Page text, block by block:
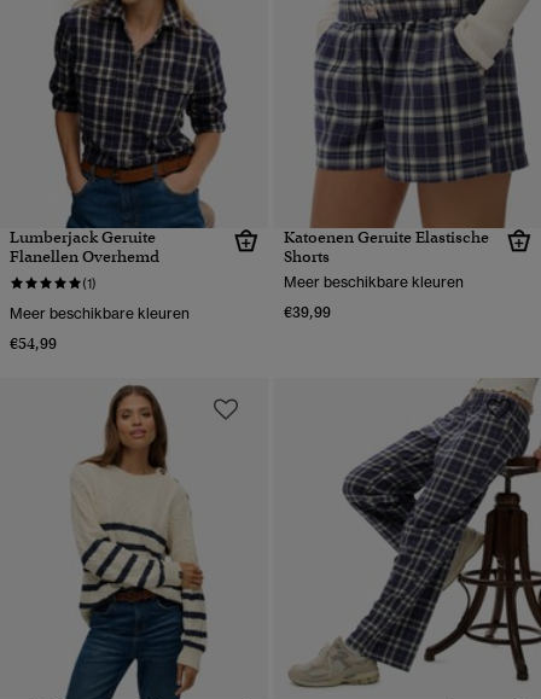
Lumberjack Geruite
Flanellen Overhemd
(1)
Meer beschikbare kleuren
€54,99
Katoenen Geruite Elastische
Shorts
Meer beschikbare kleuren
€39,99